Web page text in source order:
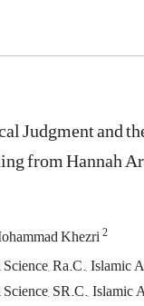
Judgment and
from Hannah
Khezri2
Ra.C., Islamic
SR.C.,